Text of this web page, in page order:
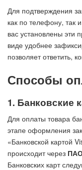
Для подтверждения
как по телефону, так
вас установлены эти
виде удобнее
позволяет ответить,
Способы
1. Банковские
Для оплаты товара
этапе оформления
«Банковской картой
происходит через
Банковских карт